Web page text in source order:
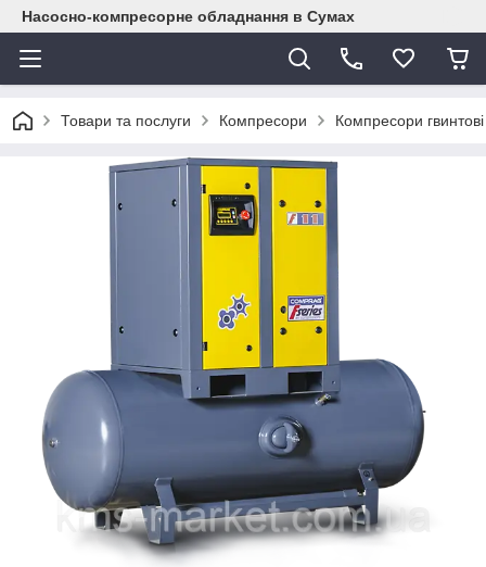
Насосно-компресорне обладнання в Сумах
Товари та послуги Компресори Компресори гвинтові